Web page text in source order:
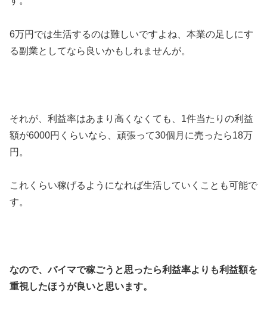
6万円では生活するのは難しいですよね、本業の足しにす
る副業としてなら良いかもしれませんが。
それが、利益率はあまり高くなくても、1件当たりの利益
額が6000円くらいなら、頑張って30個月に売ったら18万
円。
これくらい稼げるようになれば生活していくことも可能で
す。
なので、バイマで稼ごうと思ったら利益率よりも利益額を
重視したほうが良いと思います。